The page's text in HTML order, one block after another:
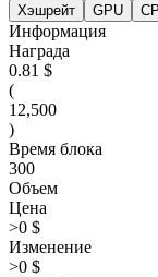
Хэшрейт GPU
Информация
Награда
0.81 $
(
12,500
)
Время блока
300
Объем
Цена
>0 $
Изменение
>0 $